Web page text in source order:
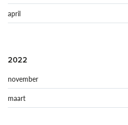
april
2022
november
maart